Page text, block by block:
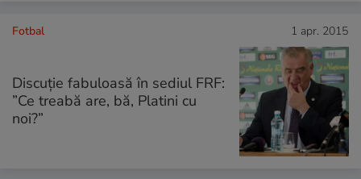
Fotbal 1 apr. 2015
Discuție fabuloasă în sediul FRF:
”Ce treabă are, bă, Platini cu
noi?”